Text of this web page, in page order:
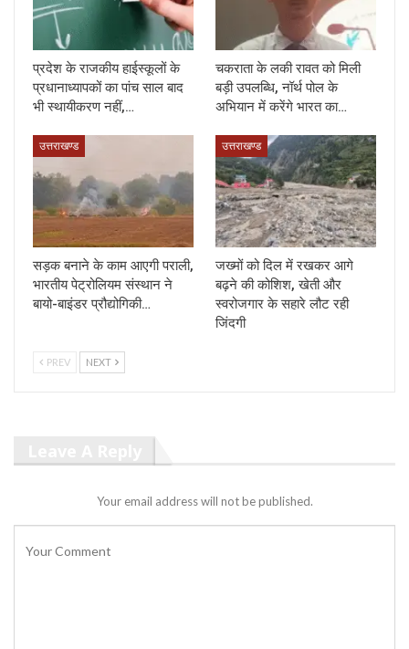
प्रदेश के राजकीय हाईस्कूलों के
प्रधानाध्यापकों का पांच साल बाद
भी स्थायीकरण नहीं,…
चकराता के लकी रावत को मिली
बड़ी उपलब्धि, नॉर्थ पोल के
अभियान में करेंगे भारत का…
उत्तराखण्ड
सड़क बनाने के काम आएगी पराली,
भारतीय पेट्रोलियम संस्थान ने
बायो-बाइंडर प्रौद्योगिकी…
उत्तराखण्ड
जख्मों को दिल में रखकर आगे
बढ़ने की कोशिश, खेती और
स्वरोजगार के सहारे लौट रही
जिंदगी
PREV NEXT
Your email address will not be published.